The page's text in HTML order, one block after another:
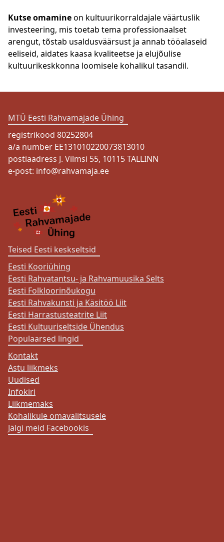
Kutse omamineon kultuurikorraldajale väärtuslik
investeering, mis toetab tema professionaalset
arengut, tõstab usaldusväärsust ja annab tööalaseid
eeliseid, aidates kaasa kvaliteetse ja elujõulise
kultuurikeskkonna loomisele kohalikul tasandil.
MTÜ Eesti Rahvamajade Ühing
registrikood 80252804
a/a number EE131010220073813010
postiaadress J. Vilmsi 55, 10115 TALLINN
e-post: info@rahvamaja.ee
Teised Eesti keskseltsid
Eesti Kooriühing
Eesti Rahvatantsu- ja Rahvamuusika Selts
Eesti Folkloorinõukogu
Eesti Rahvakunsti ja Käsitöö Liit
Eesti Harrastusteatrite Liit
Eesti Kultuuriseltside Ühendus
Populaarsed lingid
Kontakt
Astu liikmeks
Uudised
Infokiri
Liikmemaks
Kohalikule omavalitsusele
Jälgi meid Facebookis